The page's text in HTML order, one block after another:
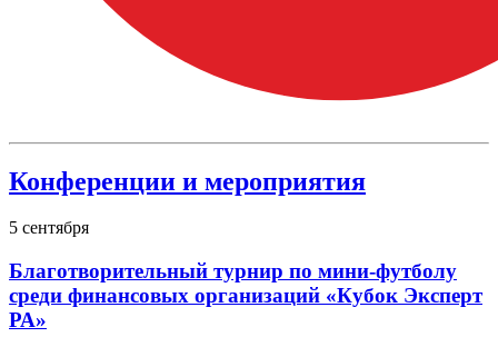
Конференции и мероприятия
5 сентября
Благотворительный турнир по мини-футболу
среди финансовых организаций «Кубок Эксперт
РА»